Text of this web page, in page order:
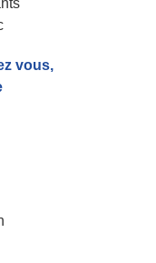
vous,